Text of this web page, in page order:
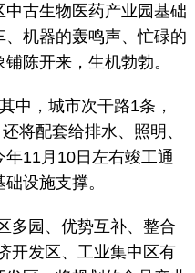
古生物医药产业园基础
机器的轰鸣声、忙碌的
陈开来，生机勃勃。
，城市次干路1条，
将配套给排水、照明、
11月10日左右竣工通
设施支撑。
园、优势互补、整合
开发区、工业集中区有